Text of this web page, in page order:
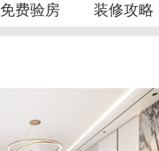
免费验房 装修攻略